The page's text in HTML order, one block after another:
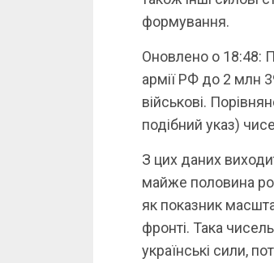
формування.
Оновлено о 18:48:
армії РФ до 2 млн
військові.
подібний указ)
З цих даних
майже половина
як показник
фронті. Така
українські сили,